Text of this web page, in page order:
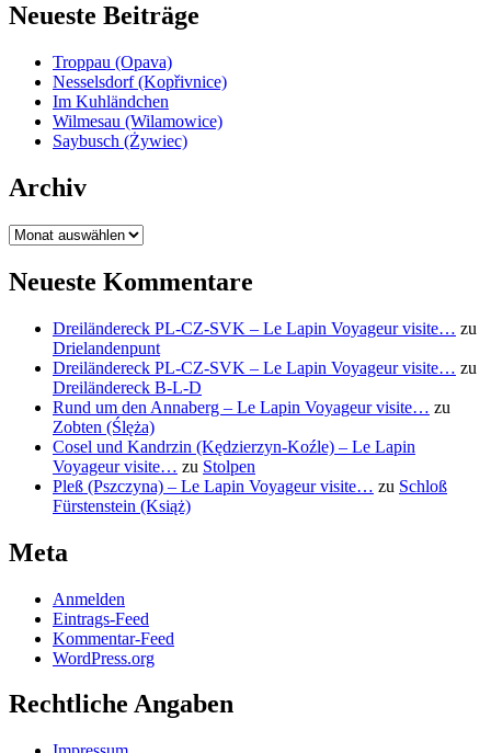
Neueste Beiträge
Troppau (Opava)
Nesselsdorf (Kopřivnice)
Im Kuhländchen
Wilmesau (Wilamowice)
Saybusch (Żywiec)
Archiv
Archiv
Neueste Kommentare
Dreiländereck PL-CZ-SVK – Le Lapin Voyageur visite… zu
Drielandenpunt
Dreiländereck PL-CZ-SVK – Le Lapin Voyageur visite… zu
Dreiländereck B-L-D
Rund um den Annaberg – Le Lapin Voyageur visite… zu
Zobten (Ślęża)
Cosel und Kandrzin (Kędzierzyn-Koźle) – Le Lapin
Voyageur visite… zu Stolpen
Pleß (Pszczyna) – Le Lapin Voyageur visite… zu Schloß
Fürstenstein (Książ)
Meta
Anmelden
Eintrags-Feed
Kommentar-Feed
WordPress.org
Rechtliche Angaben